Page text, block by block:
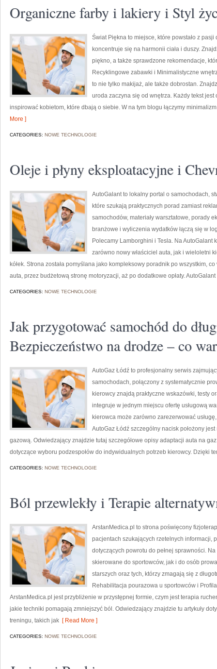
Organiczne farby i lakiery i Styl
Świat Piękna to miejsce, które powstało z
koncentruje się na harmonii ciała i duszy.
piękno, a także sprawdzone rekomendacje,
Recyklingowe zabawki i Minimalistyczne
to nie tylko makijaż, ale także dobrostan.
uroda zaczyna się od wnętrza. Każdy tekst jest
inspirować kobietom, które dbają o siebie. W na tym blogu łączymy
More ]
CATEGORIES: NOWE TECHNOLOGIE
Oleje i płyny eksploatacyjne i
AutoGalant to lokalny portal o samochodach,
które szukają praktycznych porad zamiast
samochodów, materiały warsztatowe, porady
branżowe i wyliczenia wydatków łączą się w
Polecamy Lamborghini i Tesla. Na
zarówno nowy właściciel auta, jak i wieloletni
kółek. Strona została pomyślana jako kompleksowy poradnik po wszystkim,
auta, przez budżetową stronę motoryzacji, aż po dodatkowe opłaty.
CATEGORIES: NOWE TECHNOLOGIE
Jak przygotować samochód do
Bezpieczeństwo na drodze – co
AutoGaz Łódź to profesjonalny serwis
samochodach, połączony z systematycznie
kierowcy znajdą praktyczne wskazówki, testy
integruje w jednym miejscu ofertę usługową
kierowca może zarówno zarezerwować
AutoGaz Łódź szczególny nacisk położony
gazową. Odwiedzający znajdzie tutaj szczegółowe opisy adaptacji auta na
dotyczące wyboru podzespołów do indywidualnych potrzeb kierowcy. Dzięki
CATEGORIES: NOWE TECHNOLOGIE
Ból przewlekły i Terapie
ArstanMedica.pl to strona poświęcony
pacjentach szukających rzetelnych informacji,
dotyczących powrotu do pełnej sprawności.
skierowane do sportowców, jak i do osób
starszych oraz tych, którzy zmagają się z
Rehabilitacja pourazowa u sportowców i
ArstanMedica.pl jest przybliżenie w przystępnej formie, czym jest terapia
jakie techniki pomagają zmniejszyć ból. Odwiedzający znajdzie tu artykuły
treningu, takich jak [ Read More ]
CATEGORIES: NOWE TECHNOLOGIE